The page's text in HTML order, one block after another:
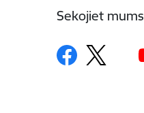
Sekojiet mums